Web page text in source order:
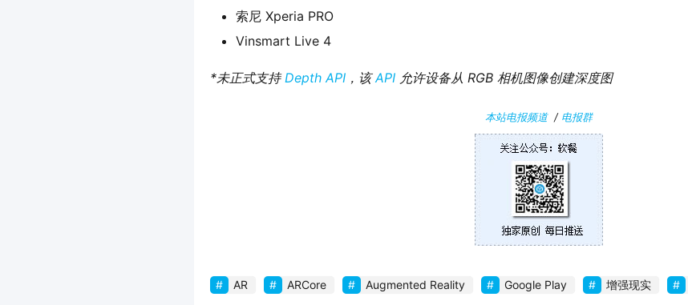
索尼 Xperia PRO
Vinsmart Live 4
*未正式支持 Depth API ，该 API 允许设备从 RGB 相机图像创建深度图
本站电报频道/ 电报群
AR ARCore Augmented Reality Google Play 增强现实